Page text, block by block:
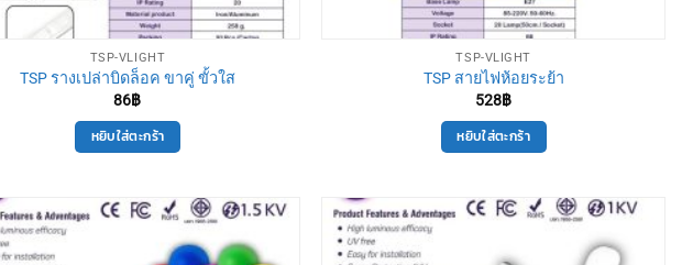
TSP-VLIGHT
TSP รางเปล่าบิดล็อค ขาคู่ ขั้วใส
86฿
หยิบใส่ตะกร้า
TSP-VLIGHT
TSP สายไฟห้อยระย้า
528฿
หยิบใส่ตะกร้า